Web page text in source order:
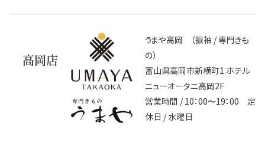
高岡店
うまや高岡 （振袖 / 専門きも
の）
富山県高岡市新横町1 ホテル
ニューオータニ高岡2F
営業時間 / 10：00〜19：00 定
休日 / 水曜日